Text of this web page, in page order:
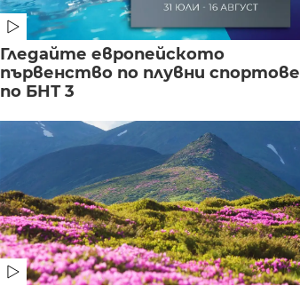
Гледайте европейското
първенство по плувни спортове
по БНТ 3